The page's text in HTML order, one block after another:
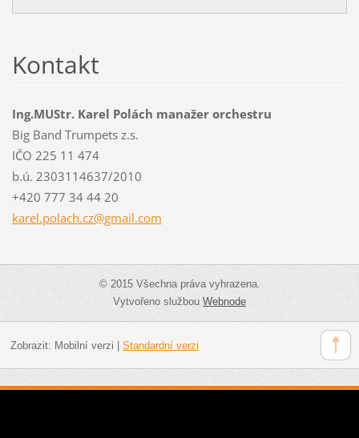
Kontakt
Ing.MUStr. Karel Polách manažer orchestru
Big Band Trumpets z.s.
IČO 225 11 474
b.ú. 2303114637/2010
+420 777 34 44 20
karel.polach.cz@gmail.com
© 2015 Všechna práva vyhrazena.
Vytvořeno službouWebnode
Zobrazit: Mobilní verzi Standardní verzi